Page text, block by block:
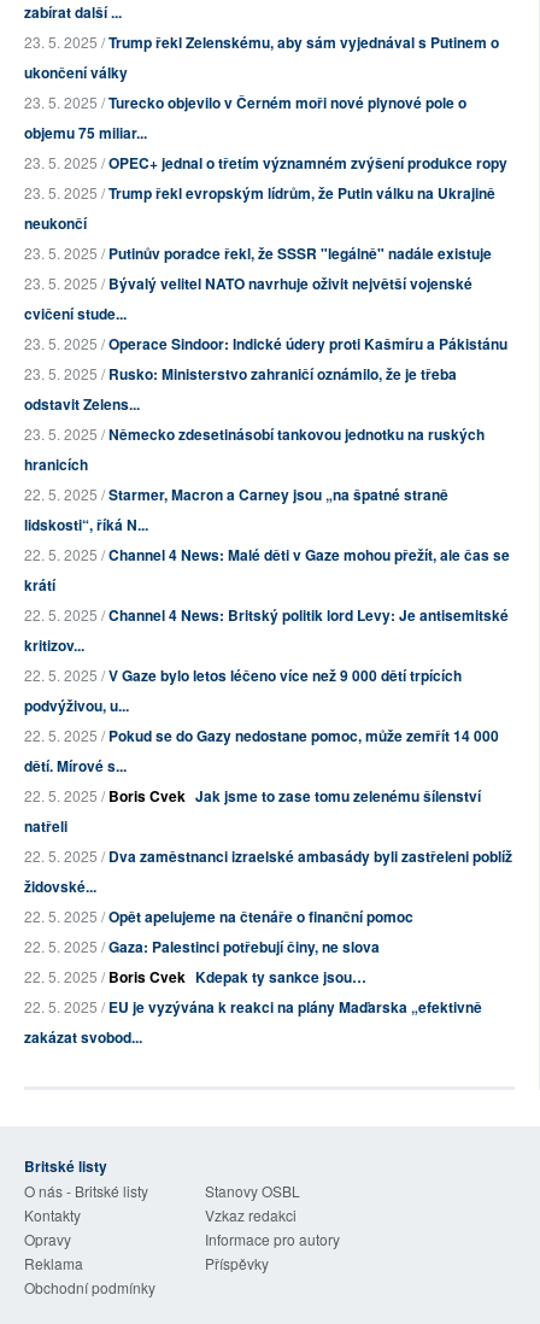
zabírat další ...
23. 5. 2025 /Trump řekl Zelenskému, aby sám vyjednával s Putinem o
ukončení války
23. 5. 2025 /Turecko objevilo v Černém moři nové plynové pole o
objemu 75 miliar...
23. 5. 2025 /OPEC+ jednal o třetím významném zvýšení produkce ropy
23. 5. 2025 /Trump řekl evropským lídrům, že Putin válku na Ukrajině
neukončí
23. 5. 2025 /Putinův poradce řekl, že SSSR "legálně" nadále existuje
23. 5. 2025 /Bývalý velitel NATO navrhuje oživit největší vojenské
cvičení stude...
23. 5. 2025 /Operace Sindoor: Indické údery proti Kašmíru a Pákistánu
23. 5. 2025 /Rusko: Ministerstvo zahraničí oznámilo, že je třeba
odstavit Zelens...
23. 5. 2025 /Německo zdesetinásobí tankovou jednotku na ruských
hranicích
22. 5. 2025 /Starmer, Macron a Carney jsou „na špatné straně
lidskosti“, říká N...
22. 5. 2025 /Channel 4 News: Malé děti v Gaze mohou přežít, ale čas se
krátí
22. 5. 2025 /Channel 4 News: Britský politik lord Levy: Je antisemitské
kritizov...
22. 5. 2025 /V Gaze bylo letos léčeno více než 9 000 dětí trpících
podvýživou, u...
22. 5. 2025 /Pokud se do Gazy nedostane pomoc, může zemřít 14 000
dětí. Mírové s...
22. 5. 2025 /Boris Cvek Jak jsme to zase tomu zelenému šílenství
natřeli
22. 5. 2025 /Dva zaměstnanci izraelské ambasády byli zastřeleni poblíž
židovské...
22. 5. 2025 /Opět apelujeme na čtenáře o finanční pomoc
22. 5. 2025 /Gaza: Palestinci potřebují činy, ne slova
22. 5. 2025 /Boris Cvek Kdepak ty sankce jsou…
22. 5. 2025 /EU je vyzývána k reakci na plány Maďarska „efektivně
zakázat svobod...
Britské listy
O nás - Britské listy
Stanovy OSBL
Kontakty
Vzkaz redakci
Opravy
Informace pro autory
Reklama
Příspěvky
Obchodní podmínky